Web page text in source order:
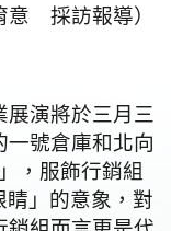
意 採訪報導）
演將於三月三
號倉庫和北向
，服飾行銷組
睛」的意象，對